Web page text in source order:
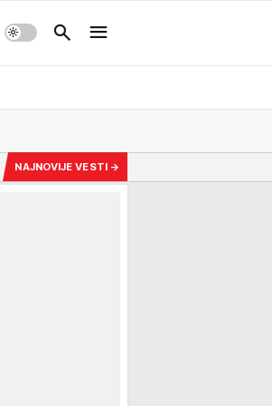
o kojoj bruji Amerika - Darko čeka rasplet!
NAJNOVIJE VESTI →